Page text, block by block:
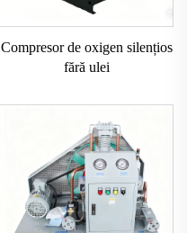
Compresor de oxigen silențios
fără ulei